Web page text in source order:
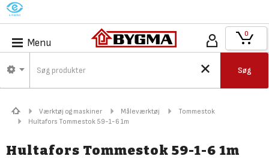
M
Menu
Søg
0
Værktøj og maskiner Måleværktøj
Tommestok
Hultafors Tommestok 59-1-6 1m
Hultafors Tommestok 59-1-6 1m